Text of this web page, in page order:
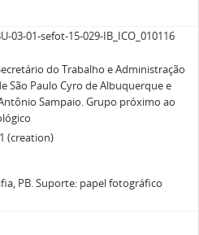
03-01-sefot-15-029-IB_ICO_010116
do Trabalho e Administração
São Paulo Cyro de Albuquerque e
Sampaio. Grupo próximo ao
(creation)
PB. Suporte: papel fotográfico